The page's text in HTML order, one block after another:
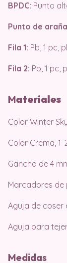
BPDC: Punto
Punto de
Fila 1: Pb, 1 pc,
Fila 2: Pb, 1 pc,
Materiales
Color Winter
Color Crema, 1-
Gancho de 4
Marcadores de
Aguja de coser
Aguja para
Medidas